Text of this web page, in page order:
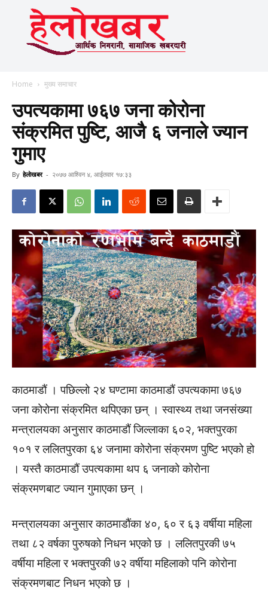
Home मुख्य समाचार
उपत्यकामा ७६७ जना कोरोना
संक्रमित पुष्टि, आजै ६ जनाले ज्यान
गुमाए
By हेलाेखबर - २०७७ आश्विन ४, आईतवार १७:३३
काठमाडौं । पछिल्लो २४ घण्टामा काठमाडौं उपत्यकामा ७६७
जना कोरोना संक्रमित थपिएका छन् । स्वास्थ्य तथा जनसंख्या
मन्त्रालयका अनुसार काठमाडौं जिल्लाका ६०२, भक्तपुरका
१०१ र ललितपुरका ६४ जनामा कोरोना संक्रमण पुष्टि भएको हो
। यस्तै काठमाडौं उपत्यकामा थप ६ जनाको कोरोना
संक्रमणबाट ज्यान गुमाएका छन् ।
मन्त्रालयका अनुसार काठमाडौंका ४०, ६० र ६३ वर्षीया महिला
तथा ८२ वर्षका पुरुषको निधन भएको छ । ललितपुरकी ७५
वर्षीया महिला र भक्तपुरकी ७२ वर्षीया महिलाको पनि कोरोना
संक्रमणबाट निधन भएको छ ।